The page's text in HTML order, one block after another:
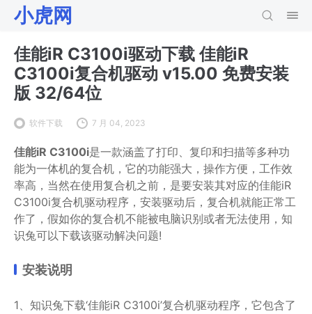
小虎网
佳能iR C3100i驱动下载 佳能iR
C3100i复合机驱动 v15.00 免费安装
版 32/64位
软件下载 7 月 04, 2023
佳能iR C3100i是一款涵盖了打印、复印和扫描等多种功
能为一体机的复合机，它的功能强大，操作方便，工作效
率高，当然在使用复合机之前，是要安装其对应的佳能iR
C3100i复合机驱动程序，安装驱动后，复合机就能正常工
作了，假如你的复合机不能被电脑识别或者无法使用，知
识兔可以下载该驱动解决问题!
安装说明
1、知识兔下载‘佳能iR C3100i’复合机驱动程序，它包含了